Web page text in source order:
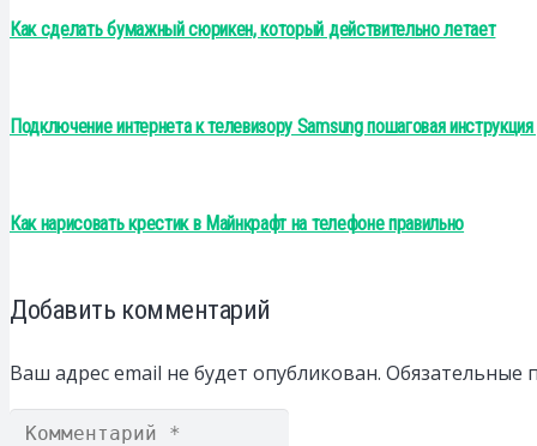
Как сделать бумажный сюрикен, который действительно летает
Подключение интернета к телевизору Samsung пошаговая
Как нарисовать крестик в Майнкрафт на телефоне правильно
Добавить комментарий
Ваш адрес email не будет опубликован. Обязательные